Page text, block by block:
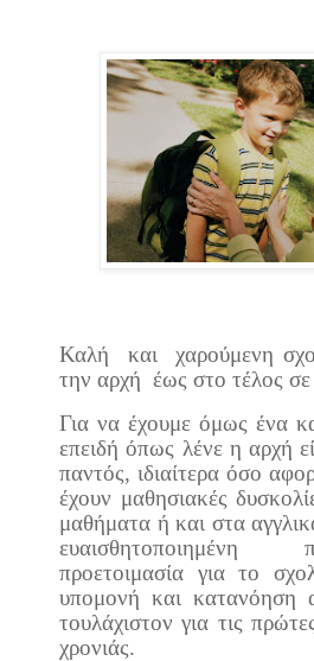
Καλή και
χαρούμενη
την αρχή έως στο τέλος
Για να έχουμε όμως ένα
επειδή όπως λένε η αρχή
παντός, ιδιαίτερα όσο
έχουν μαθησιακές
μαθήματα ή και στα
ευαισθητοποιημένη
προετοιμασία για το
υπομονή και κατανόηση
τουλάχιστον για τις
χρονιάς.